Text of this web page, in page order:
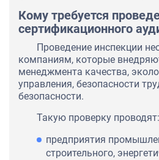
Кому требуется
сертификационного
Проведение инспекции
компаниям, которые
менеджмента качества,
управления, безопасности
безопасности.
Такую проверку проводят:
предприятия
строительного,